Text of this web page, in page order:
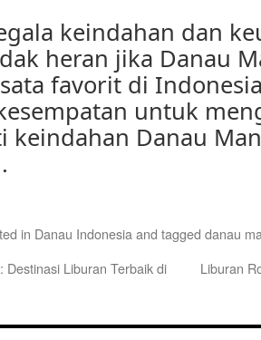
keindahan dan
heran jika Danau
favorit di
untuk
keindahan Danau
in Danau Indonesia and tagged danau
Destinasi Liburan Terbaik di
Liburan